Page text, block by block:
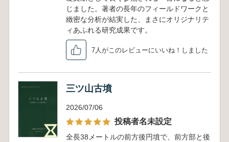
じました。著者の長年のフィールドワークと
緻密な分析が結実した、まさにオリジナリテ
ィあふれる研究成果です。
7人がこのレビューにいいね！しました
三ツ山古墳
2026/07/06
投稿者名未設定
全長38メートルの前方後円墳で、前方部と後